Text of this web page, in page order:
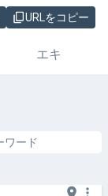
URLをコピー
エキ